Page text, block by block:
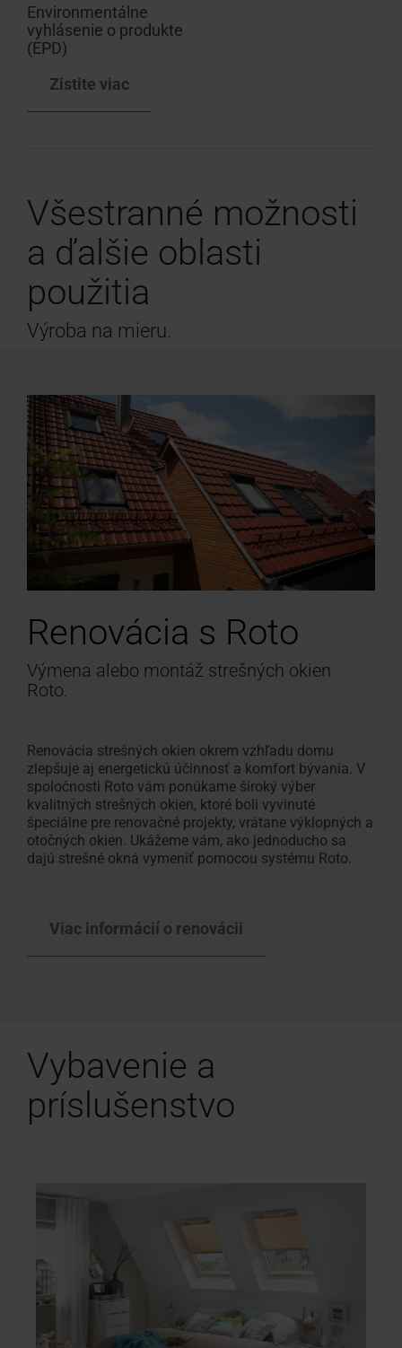
Environmentálne
vyhlásenie o produkte
(EPD)
Zistite viac
Všestranné možnosti
a ďalšie oblasti
použitia
Výroba na mieru.
Renovácia s Roto
Výmena alebo montáž strešných okien
Roto.
Renovácia strešných okien okrem vzhľadu domu
zlepšuje aj energetickú účinnosť a komfort bývania. V
spoločnosti Roto vám ponúkame široký výber
kvalitných strešných okien, ktoré boli vyvinuté
špeciálne pre renovačné projekty, vrátane výklopných a
otočných okien. Ukážeme vám, ako jednoducho sa
dajú strešné okná vymeniť pomocou systému Roto.
Viac informácií o renovácii
Vybavenie a
príslušenstvo